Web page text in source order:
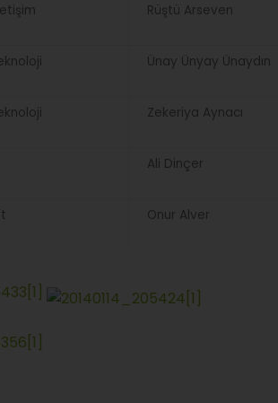
Rüştü Arseven
Ünay Ünyay Ünaydın
Zekeriya Aynacı
Ali Dinçer
Onur Alver